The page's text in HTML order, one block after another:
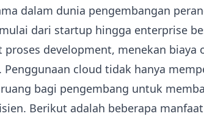
dalam dunia pengembangan
dari startup hingga enterprise
development, menekan biaya
cloud tidak hanya
bagi pengembang untuk
Berikut adalah beberapa